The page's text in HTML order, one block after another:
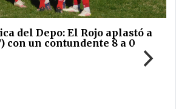
del Depo: El Rojo aplastó a
con un contundente 8 a 0